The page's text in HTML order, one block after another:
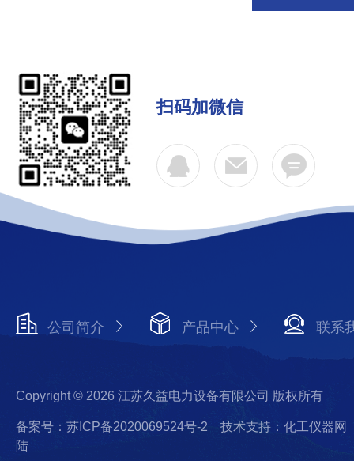
扫码加微信
公司简介 产品中心 联系
Copyright © 2026 江苏久益电力设备有限公司 版权所有
备案号：苏ICP备2020069524号-2
技术支持：化工仪器网
陆